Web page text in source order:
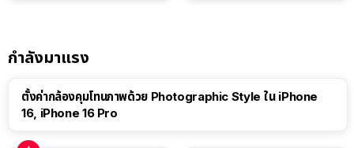
กำลังมาแรง
ตั้งค่ากล้องคุมโทนภาพด้วย Photographic Style ใน iPhone
16, iPhone 16 Pro